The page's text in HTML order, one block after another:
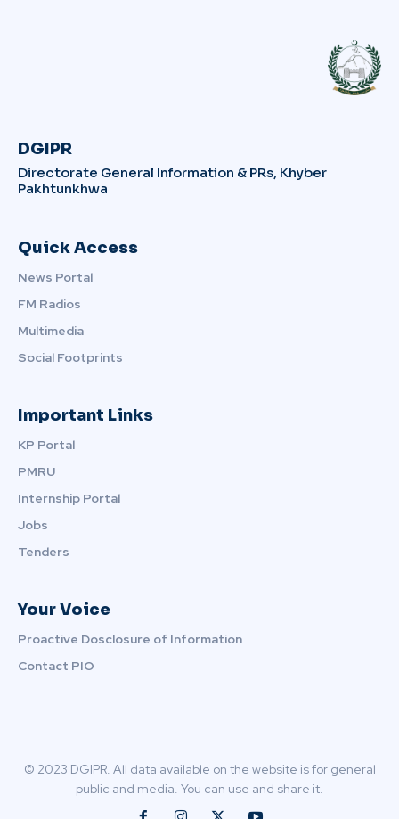
DGIPR
Directorate General Information & PRs, Khyber
Pakhtunkhwa
Quick Access
News Portal
FM Radios
Multimedia
Social Footprints
Important Links
KP Portal
PMRU
Internship Portal
Jobs
Tenders
Your Voice
Proactive Dosclosure of Information
Contact PIO
© 2023 DGIPR. All data available on the website is for general
public and media. You can use and share it.